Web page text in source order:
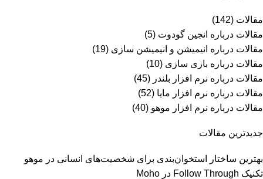
مقالات (142)
مقالات درباره انجین گودوت (5)
مقالات درباره انیمیشن و انیمیشن سازی (19)
مقالات درباره بازی سازی (10)
مقالات درباره نرم افزار بلندر (45)
مقالات درباره نرم افزار مایا (52)
مقالات درباره نرم افزار موهو (40)
جدیدترین مقالات
بهترین ساختار استخوان‌بندی برای شخصیت‌های انسانی در موهو
تکنیک Follow Through در Moho